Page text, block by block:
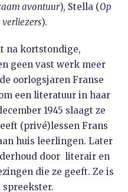
avontuur), Stella (Op
verliezers).
na kortstondige,
geen vast werk meer
oorlogsjaren Franse
een literatuur in haar
1945 slaagt ze
(privé)lessen Frans
huis leerlingen. Later
door literair en
die ze geeft. Ze is